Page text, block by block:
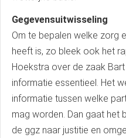
Gegevensuitwisseling
Om te bepalen welke zorg
heeft is, zo bleek ook het
Hoekstra over de zaak Bart
informatie essentieel. Het
informatie tussen welke
mag worden. Dan gaat het
de ggz naar justitie en